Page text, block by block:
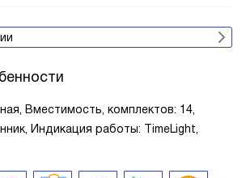
Вместимость, комплектов: 14,
Индикация работы: TimeLight,